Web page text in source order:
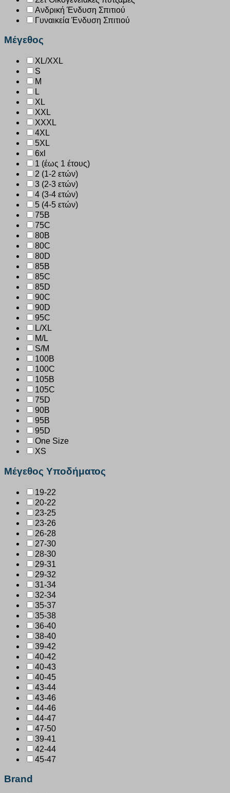
Ανδρική Ένδυση Σπιτιού
Γυναικεία Ένδυση Σπιτιού
Μέγεθος
XL/XXL
S
M
L
XL
XXL
XXXL
4XL
5XL
6xl
1 (έως 1 έτους)
2 (1-2 ετών)
3 (2-3 ετών)
4 (3-4 ετών)
5 (4-5 ετών)
75B
75C
80B
80C
80D
85B
85C
85D
90C
90D
95C
L/XL
M/L
S/M
100B
100C
105B
105C
75D
90B
95B
95D
One Size
XS
Μέγεθος Υποδήματος
19-22
20-22
23-25
23-26
26-28
27-30
28-30
29-31
29-32
31-34
32-34
35-37
35-38
36-40
38-40
39-42
40-42
40-43
40-45
43-44
43-46
44-46
44-47
47-50
39-41
42-44
45-47
Brand